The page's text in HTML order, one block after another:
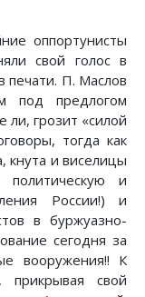
оппортунисты
свой голос в
П. Маслов
под предлогом
ли, грозит «силой
тогда как
кнута и виселицы
и
России!) и
в буржуазно-
сегодня за
вооружения!! К
прикрывая свой